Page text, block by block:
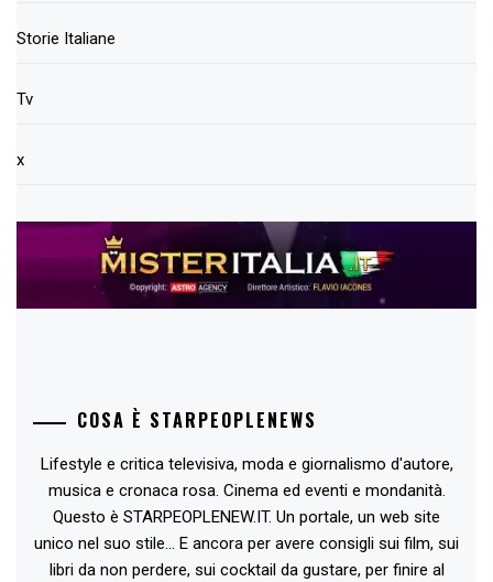
Storie Italiane
Tv
x
COSA È STARPEOPLENEWS
Lifestyle e critica televisiva, moda e giornalismo d'autore,
musica e cronaca rosa. Cinema ed eventi e mondanità.
Questo è STARPEOPLENEW.IT. Un portale, un web site
unico nel suo stile... E ancora per avere consigli sui film, sui
libri da non perdere, sui cocktail da gustare, per finire al